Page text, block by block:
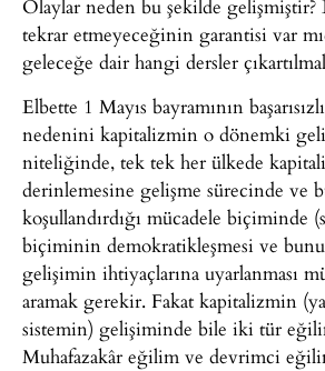
Olaylar neden bu şekilde
tekrar etmeyeceğinin garantisi var
geleceğe dair hangi dersler
Elbette 1 Mayıs bayramının
nedenini kapitalizmin o dönemki
niteliğinde, tek tek her ülkede
derinlemesine gelişme sürecinde ve
koşullandırdığı mücadele biçiminde
biçiminin demokratikleşmesi ve
gelişimin ihtiyaçlarına uyarlanması
aramak gerekir. Fakat kapitalizmin
sistemin) gelişiminde bile iki tür
Muhafazakâr eğilim ve devrimci